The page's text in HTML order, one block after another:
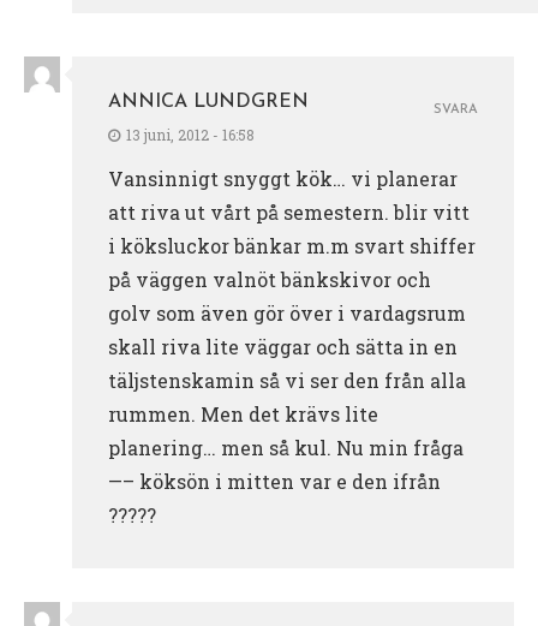
ANNICA LUNDGREN
13 juni, 2012 - 16:58
Vansinnigt snyggt kök… vi planerar
att riva ut vårt på semestern. blir vitt
i köksluckor bänkar m.m svart shiffer
på väggen valnöt bänkskivor och
golv som även gör över i vardagsrum
skall riva lite väggar och sätta in en
täljstenskamin så vi ser den från alla
rummen. Men det krävs lite
planering… men så kul. Nu min fråga
—– köksön i mitten var e den ifrån
?????
SVARA